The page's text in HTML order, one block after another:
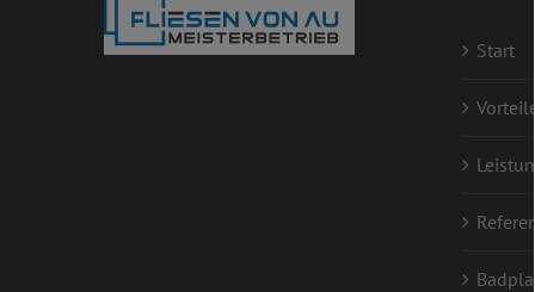
Start
Vorteile